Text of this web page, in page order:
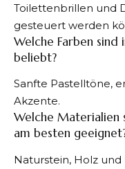
Toilettenbrillen und
gesteuert werden
Welche Farben
beliebt?
Sanfte Pastelltöne,
Akzente.
Welche Materialien
am besten
Naturstein, Holz